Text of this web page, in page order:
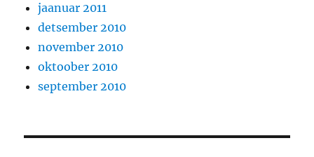
jaanuar 2011
detsember 2010
november 2010
oktoober 2010
september 2010